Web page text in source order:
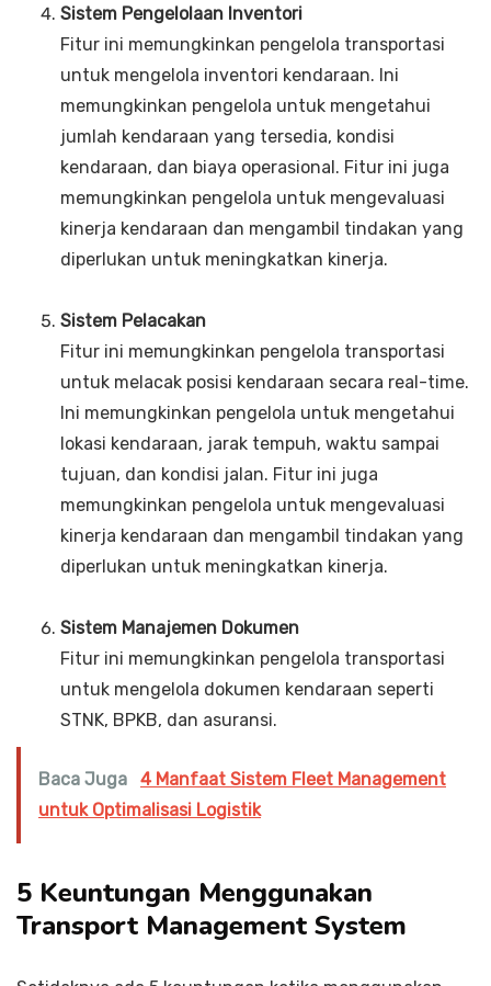
Sistem Pengelolaan Inventori
Fitur ini memungkinkan pengelola transportasi
untuk mengelola inventori kendaraan. Ini
memungkinkan pengelola untuk mengetahui
jumlah kendaraan yang tersedia, kondisi
kendaraan, dan biaya operasional. Fitur ini juga
memungkinkan pengelola untuk mengevaluasi
kinerja kendaraan dan mengambil tindakan yang
diperlukan untuk meningkatkan kinerja.
Sistem Pelacakan
Fitur ini memungkinkan pengelola transportasi
untuk melacak posisi kendaraan secara real-time.
Ini memungkinkan pengelola untuk mengetahui
lokasi kendaraan, jarak tempuh, waktu sampai
tujuan, dan kondisi jalan. Fitur ini juga
memungkinkan pengelola untuk mengevaluasi
kinerja kendaraan dan mengambil tindakan yang
diperlukan untuk meningkatkan kinerja.
Sistem Manajemen Dokumen
Fitur ini memungkinkan pengelola transportasi
untuk mengelola dokumen kendaraan seperti
STNK, BPKB, dan asuransi.
Baca Juga
4 Manfaat Sistem Fleet Management
untuk Optimalisasi Logistik
5 Keuntungan Menggunakan
Transport Management System